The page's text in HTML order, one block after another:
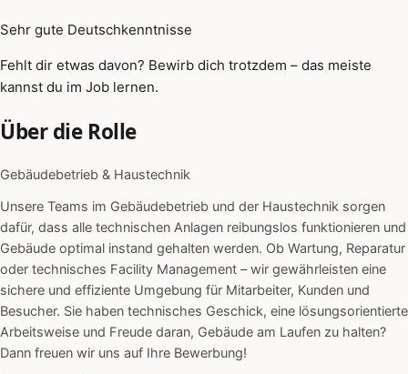
Sehr gute Deutschkenntnisse
Fehlt dir etwas davon? Bewirb dich trotzdem – das meiste
kannst du im Job lernen.
Über die Rolle
Gebäudebetrieb & Haustechnik
Unsere Teams im Gebäudebetrieb und der Haustechnik sorgen
dafür, dass alle technischen Anlagen reibungslos funktionieren und
Gebäude optimal instand gehalten werden. Ob Wartung, Reparatur
oder technisches Facility Management – wir gewährleisten eine
sichere und effiziente Umgebung für Mitarbeiter, Kunden und
Besucher. Sie haben technisches Geschick, eine lösungsorientierte
Arbeitsweise und Freude daran, Gebäude am Laufen zu halten?
Dann freuen wir uns auf Ihre Bewerbung!